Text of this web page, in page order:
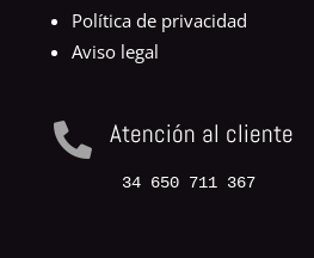
Política de privacidad
Aviso legal
 Atención al cliente
34 650 711 367